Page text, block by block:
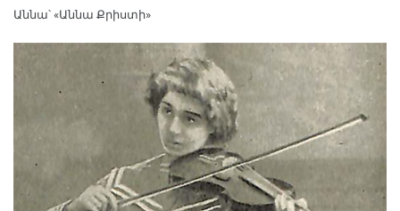
Աննա՝ «Աննա Քրիստի»